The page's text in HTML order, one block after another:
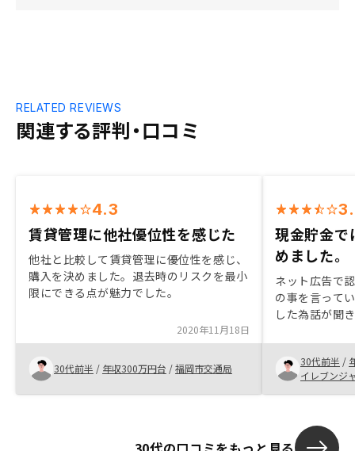
関連する評判・口コミ
RELATED REVIEWS
4.3
賃貸管理に他社優位性を感じた
他社と比較して賃貸管理に優位性を感じ、
購入を決めました。退去時のリスクを最小
限にできる点が魅力でした。
2020年11月18日
30代前半 / 年収300万円台 /福岡市交通局
現金貯金で
めました。
ネット広告で
の事を言って
した為話が聞
に答えてくれ
い物なので一
したがこちら
えと不動産に
の連絡や終了
億劫に感じた
30代前半 /
イレブンジ